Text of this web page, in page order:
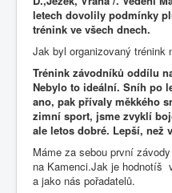
letech dovolily podmínky
trénink ve všech dnech.
Jak byl organizovaný trénink
Trénink závodníků oddílu
Nebylo to ideální. Sníh po
ano, pak přívaly měkkého
zimní sport, jsme zvyklí
ale letos dobré. Lepší, než
Máme za sebou první
na Kamenci.Jak je hodnotíš
a jako nás